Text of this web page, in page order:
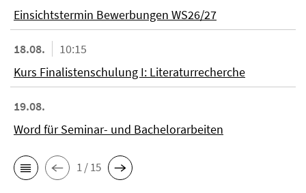
Einsichtstermin Bewerbungen WS26/27
18.08.
10:15
Kurs Finalistenschulung I: Literaturrecherche
19.08.
Word für Seminar- und Bachelorarbeiten
1 / 15